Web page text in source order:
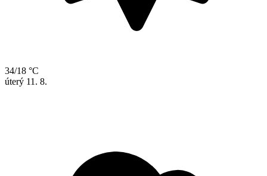
34/18 °C
úterý 11. 8.